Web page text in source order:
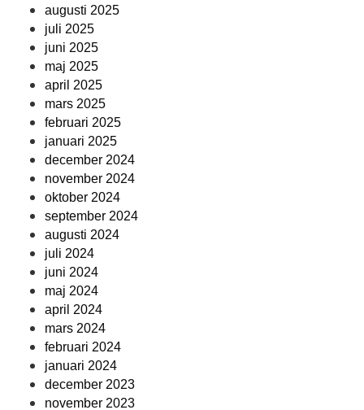
augusti 2025
juli 2025
juni 2025
maj 2025
april 2025
mars 2025
februari 2025
januari 2025
december 2024
november 2024
oktober 2024
september 2024
augusti 2024
juli 2024
juni 2024
maj 2024
april 2024
mars 2024
februari 2024
januari 2024
december 2023
november 2023